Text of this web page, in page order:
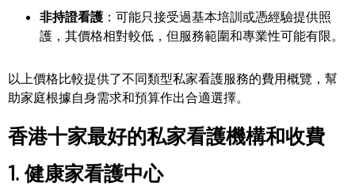
非持證看護 ：可能只接受過基本培訓或憑經驗提供照
護，其價格相對較低，但服務範圍和專業性可能有限。
以上價格比較提供了不同類型私家看護服務的費用概覽，幫
助家庭根據自身需求和預算作出合適選擇。
香港十家最好的私家看護機構和收費
1. 健康家看護中心